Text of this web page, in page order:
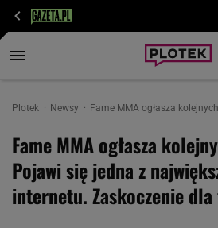
Plotek Newsy Fame MMA ogłasza
Fame MMA ogłasza
Pojawi się jedna z
internetu. Zaskoczenie